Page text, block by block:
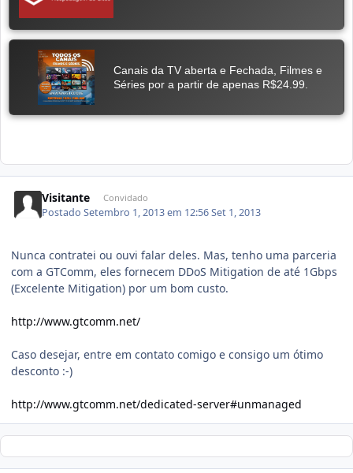
Visitante Convidado
PostadoSetembro 1, 2013 em 12:56Set 1, 2013
Nunca contratei ou ouvi falar deles. Mas, tenho uma parceria
com a GTComm, eles fornecem DDoS Mitigation de até 1Gbps
(Excelente Mitigation) por um bom custo.
http://www.gtcomm.net/
Caso desejar, entre em contato comigo e consigo um ótimo
desconto :-)
http://www.gtcomm.net/dedicated-server#unmanaged